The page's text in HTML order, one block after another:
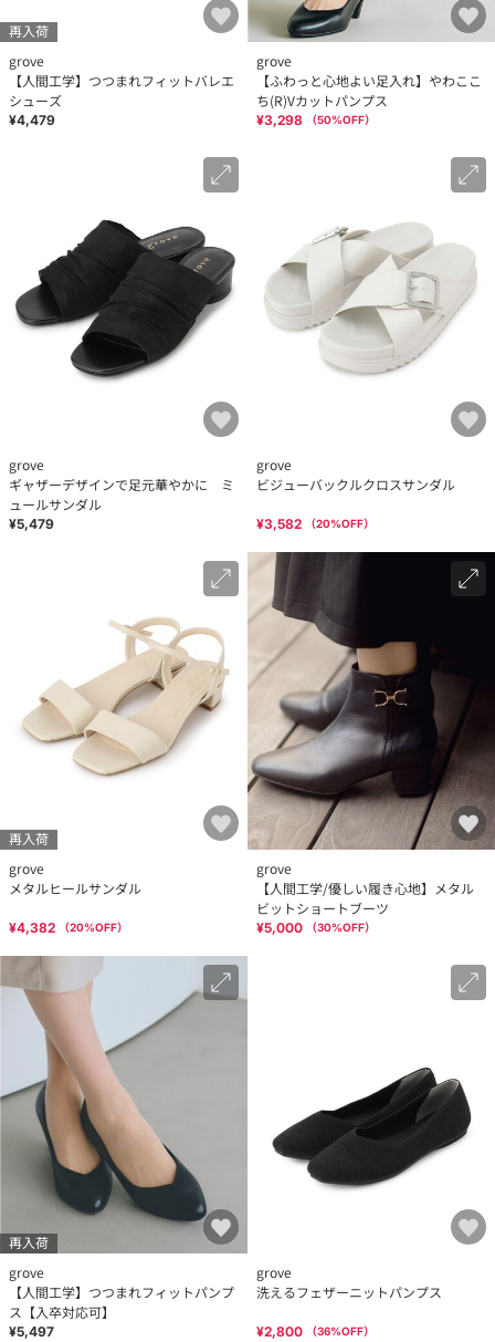
再入荷
grove
【人間工学】つつまれフィットバレエ
シューズ
¥4,479
grove
【ふわっと心地よい足入れ】やわここ
ち(R)Vカットパンプス
¥3,298 （50%OFF）
grove
ギャザーデザインで足元華やかに ミ
ュールサンダル
¥5,479
grove
ビジューバックルクロスサンダル
¥3,582 （20%OFF）
再入荷
grove
メタルヒールサンダル
¥4,382 （20%OFF）
grove
【人間工学/優しい履き心地】メタル
ビットショートブーツ
¥5,000 （30%OFF）
再入荷
grove
【人間工学】つつまれフィットパンプ
ス【入卒対応可】
¥5,497
grove
洗えるフェザーニットパンプス
¥2,800 （36%OFF）